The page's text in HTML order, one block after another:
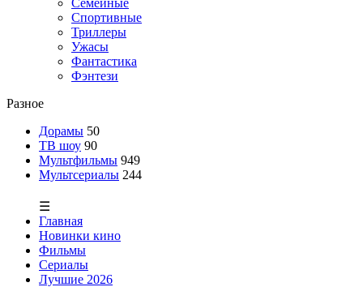
Спортивные
Триллеры
Ужасы
Фантастика
Фэнтези
Разное
Дорамы 50
ТВ шоу 90
Мультфильмы 949
Мультсериалы 244
☰
Главная
Новинки кино
Фильмы
Сериалы
Лучшие 2026